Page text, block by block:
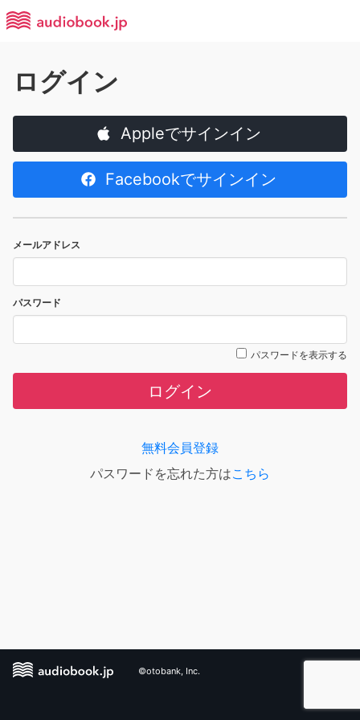
ログイン
Appleでサインイン
Facebookでサインイン
メールアドレス
パスワード
パスワードを表示する
ログイン
無料会員登録
パスワードを忘れた方はこちら
©otobank, Inc.